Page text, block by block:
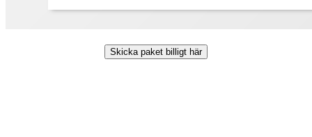
Skicka paket billigt här